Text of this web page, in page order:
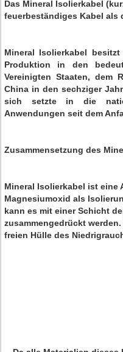
Das Mineral Isolierkabel
feuerbeständiges Kabel als
Mineral Isolierkabel
Produktion in den
Vereinigten Staaten, dem
China in den sechziger
sich setzte in die
Anwendungen seit dem
Zusammensetzung des
Mineral Isolierkabel ist eine
Magnesiumoxid als
kann es mit einer Schicht
zusammengedrückt
freien Hülle des